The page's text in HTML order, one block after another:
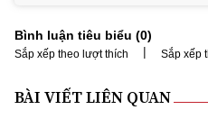
Bình luận tiêu biểu (0)
Sắp xếp theo lượt thích | Sắp xếp
BÀI VIẾT LIÊN QUAN